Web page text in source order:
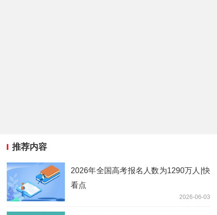
推荐内容
2026年全国高考报名人数为1290万人|快
看点
2026-06-03